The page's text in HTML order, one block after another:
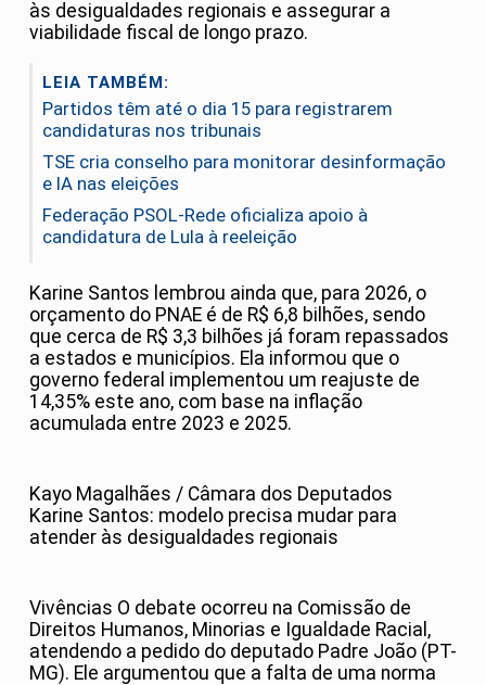
às desigualdades regionais e assegurar a
viabilidade fiscal de longo prazo.
LEIA TAMBÉM:
Partidos têm até o dia 15 para registrarem
candidaturas nos tribunais
TSE cria conselho para monitorar desinformação
e IA nas eleições
Federação PSOL-Rede oficializa apoio à
candidatura de Lula à reeleição
Karine Santos lembrou ainda que, para 2026, o
orçamento do PNAE é de R$ 6,8 bilhões, sendo
que cerca de R$ 3,3 bilhões já foram repassados
a estados e municípios. Ela informou que o
governo federal implementou um reajuste de
14,35% este ano, com base na inflação
acumulada entre 2023 e 2025.
Kayo Magalhães / Câmara dos Deputados
Karine Santos: modelo precisa mudar para
atender às desigualdades regionais
Vivências O debate ocorreu na Comissão de
Direitos Humanos, Minorias e Igualdade Racial,
atendendo a pedido do deputado Padre João (PT-
MG). Ele argumentou que a falta de uma norma